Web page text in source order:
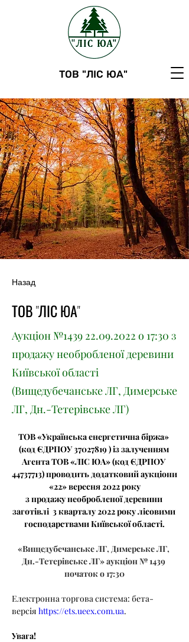
ТОВ "ЛІС ЮА"
Назад
ТОВ "ЛІС ЮА"
Аукціон №1439 22.09.2022 о 17:30 з
продажу необробленої деревини
Київської області
(Вищедубечанське ЛГ, Димерське
ЛГ, Дн.-Тетерівське ЛГ)
ТОВ «Українська енергетична біржа»
(код ЄДРПОУ 37027819 ) із залученням
Агента ТОВ «ЛІС ЮА» (код ЄДРПОУ
44737713) проводить додатковий аукціони
«22» вересня 2022 року
з продажу необробленої деревини
заготівлі  3 кварталу 2022 року лісовими
господарствами Київської області.
«Вищедубечанське ЛГ, Димерське ЛГ,
Дн.-Тетерівське ЛГ» аукціон № 1439
початок о 17:30
Електронна торгова система: бета-
версія https://ets.ueex.com.ua.
Увага!